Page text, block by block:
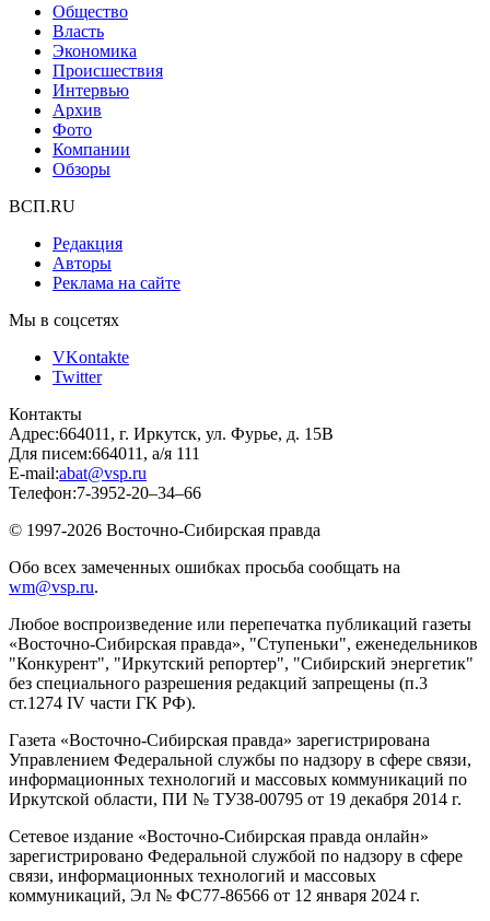
Общество
Власть
Экономика
Происшествия
Интервью
Архив
Фото
Компании
Обзоры
ВСП.RU
Редакция
Авторы
Реклама на сайте
Мы в соцсетях
VKontakte
Twitter
Контакты
Адрес:664011, г. Иркутск, ул. Фурье, д. 15В
Для писем:664011, а/я 111
E-mail:abat@vsp.ru
Телефон:7-3952-20–34–66
© 1997-2026 Восточно-Сибирская правда
Обо всех замеченных ошибках просьба сообщать на
wm@vsp.ru.
Любое воспроизведение или перепечатка публикаций газеты
«Восточно-Сибирская правда», "Ступеньки", еженедельников
"Конкурент", "Иркутский репортер", "Сибирский энергетик"
без специального разрешения редакций запрещены (п.3
ст.1274 IV части ГК РФ).
Газета «Восточно-Сибирская правда» зарегистрирована
Управлением Федеральной службы по надзору в сфере связи,
информационных технологий и массовых коммуникаций по
Иркутской области, ПИ № ТУ38-00795 от 19 декабря 2014 г.
Сетевое издание «Восточно-Сибирская правда онлайн»
зарегистрировано Федеральной службой по надзору в сфере
связи, информационных технологий и массовых
коммуникаций, Эл № ФС77-86566 от 12 января 2024 г.